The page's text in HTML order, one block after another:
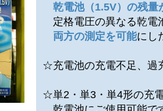
乾電池（1.5V）の残量
定格電圧の異なる乾電
両方の測定を可能にし
☆充電池の充電不足、過
☆単2・単3・単4形の充